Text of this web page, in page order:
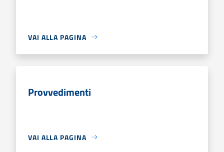
VAI ALLA PAGINA
Provvedimenti
VAI ALLA PAGINA